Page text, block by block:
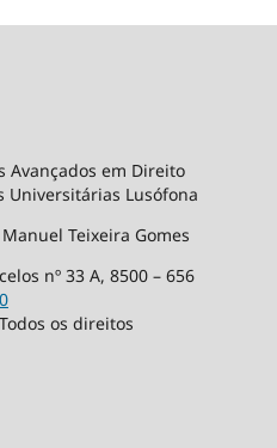
Avançados em Direito
Universitárias Lusófona
Teixeira Gomes
nº 33 A, 8500 – 656
os direitos